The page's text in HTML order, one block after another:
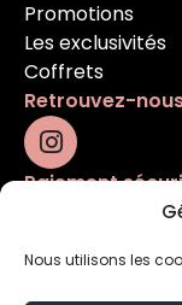
Nous utilisons les
Promotions
Les exclusivités
Coffrets
Retrouvez-
Paiement